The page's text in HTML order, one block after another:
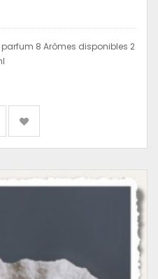
8 Arômes disponibles 2